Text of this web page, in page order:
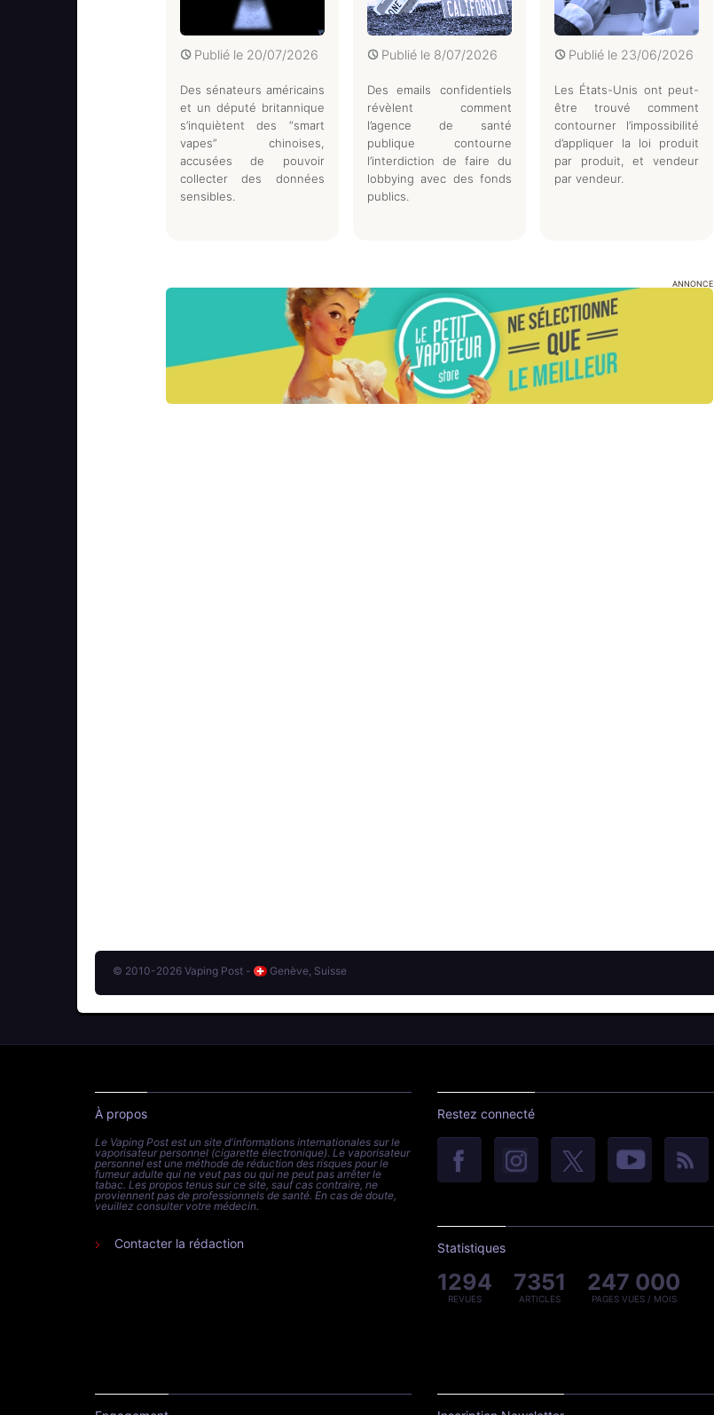
Publié le 20/07/2026
Des sénateurs américains
et un député britannique
s’inquiètent des “smart
vapes” chinoises,
accusées de pouvoir
collecter des données
sensibles.
Publié le 8/07/2026
Des emails confidentiels
révèlent comment
l’agence de santé
publique contourne
l’interdiction de faire du
lobbying avec des fonds
publics.
Publié le 23/06/2026
Les États-Unis ont peut-
être trouvé comment
contourner l’impossibilité
d’appliquer la loi produit
par produit, et vendeur
par vendeur.
ANNONCE
© 2010-2026 Vaping Post - Genève, Suisse
À propos
Le Vaping Post est un site d'informations internationales sur le
vaporisateur personnel (cigarette électronique). Le vaporisateur
personnel est une méthode de réduction des risques pour le
fumeur adulte qui ne veut pas ou qui ne peut pas arrêter le
tabac. Les propos tenus sur ce site, sauf cas contraire, ne
proviennent pas de professionnels de santé. En cas de doute,
veuillez consulter votre médecin.
Contacter la rédaction
Restez connecté
Statistiques
1294
REVUES
7351
ARTICLES
247 000
PAGES VUES / MOIS